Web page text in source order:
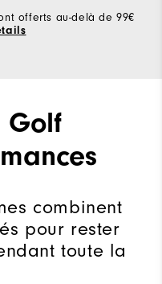
offerts au-delà de 99€
Golf
combinent
pour rester
toute la